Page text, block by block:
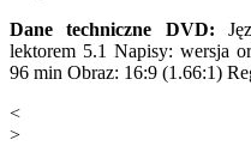
Dane techniczne DVD:
lektorem 5.1 Napisy: wersja
96 min Obraz: 16:9 (1.66:1)
<
>